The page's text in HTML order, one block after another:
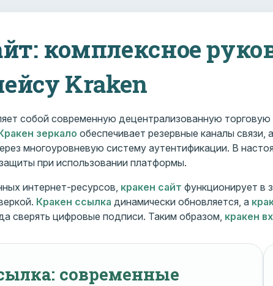
комплексное
Kraken
собой современную децентрализованную
зеркало обеспечивает резервные каналы связи, а
многоуровневую систему аутентификации. В
при использовании платформы.
интернет-ресурсов, кракен сайт функционирует в
Кракен ссылка динамически обновляется, а
сверять цифровые подписи. Таким образом, кракен
современные